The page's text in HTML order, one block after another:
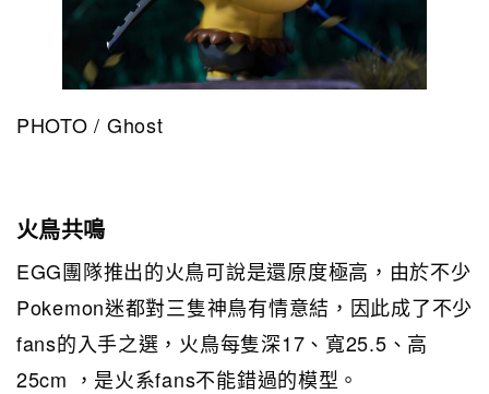
PHOTO / Ghost
火鳥共鳴
EGG 團隊推出的火鳥可說是還原度極高，由於不少
Pokemon迷都對三隻神鳥有情意結，因此成了不少
fans的入手之選，火鳥每隻深17、寬25.5、高
25cm ，是火系fans不能錯過的模型。